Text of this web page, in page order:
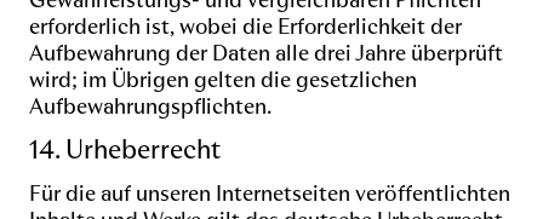
erforderlich ist, wobei die Erforderlichkeit der
Aufbewahrung der Daten alle drei Jahre überprüft
wird; im Übrigen gelten die gesetzlichen
Aufbewahrungspflichten.
14. Urheberrecht
Für die auf unseren Internetseiten veröffentlichten